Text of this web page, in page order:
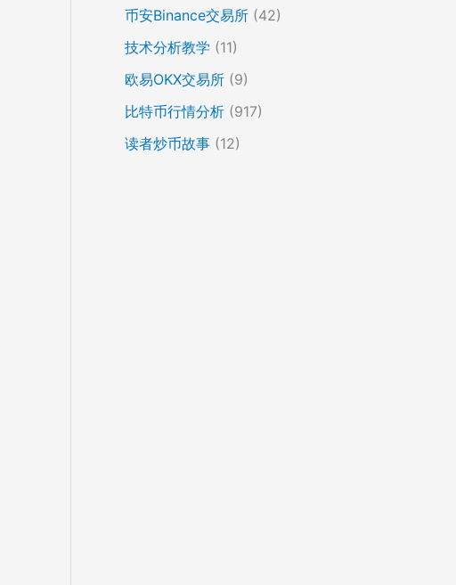
币安Binance交易所 (42)
技术分析教学 (11)
欧易OKX交易所 (9)
比特币行情分析 (917)
读者炒币故事 (12)